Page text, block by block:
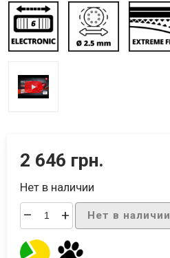
2 646 грн.
Нет в наличии
– + Нет в наличии